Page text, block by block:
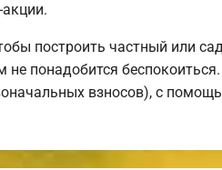
построить частный или
понадобится
взносов), с